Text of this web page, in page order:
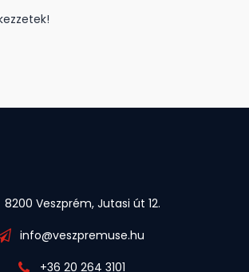
8200 Veszprém, Jutasi út 12.
info@veszpremuse.hu
+36 20 264 3101